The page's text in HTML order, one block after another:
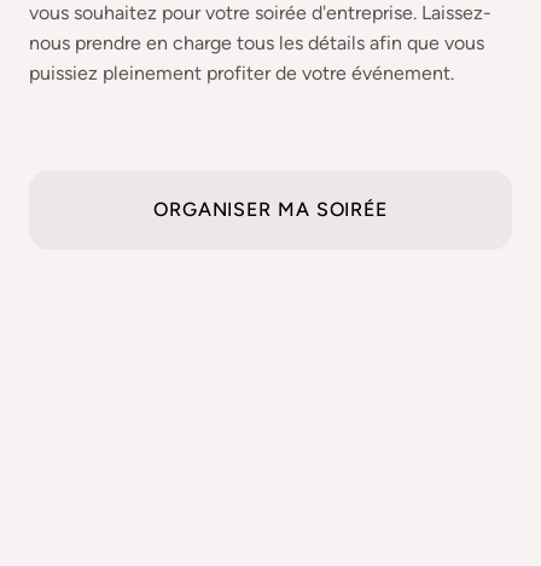
vous souhaitez pour votre soirée d'entreprise. Laissez-
nous prendre en charge tous les détails afin que vous
puissiez pleinement profiter de votre événement.
ORGANISER MA SOIRÉE